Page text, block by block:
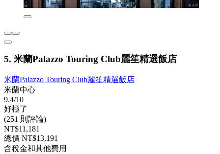
5. 米蘭Palazzo Touring Club麗笙精選飯店
米蘭Palazzo Touring Club麗笙精選飯店
米蘭中心
9.4/10
好極了
(251 則評論)
NT$11,181
總價 NT$13,191
含稅金和其他費用